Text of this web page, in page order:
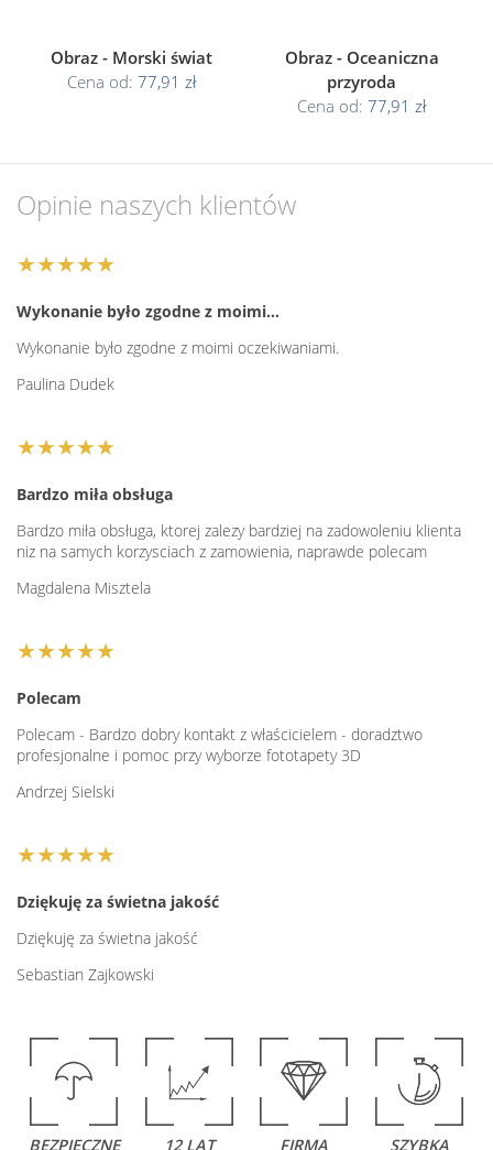
Obraz - Morski świat
Cena od: 77,91 zł
Obraz - Oceaniczna
przyroda
Cena od: 77,91 zł
Opinie naszych klientów
★★★★★
Wykonanie było zgodne z moimi…
Wykonanie było zgodne z moimi oczekiwaniami.
Paulina Dudek
★★★★★
Bardzo miła obsługa
Bardzo miła obsługa, ktorej zalezy bardziej na zadowoleniu klienta
niz na samych korzysciach z zamowienia, naprawde polecam
Magdalena Misztela
★★★★★
Polecam
Polecam - Bardzo dobry kontakt z właścicielem - doradztwo
profesjonalne i pomoc przy wyborze fototapety 3D
Andrzej Sielski
★★★★★
Dziękuję za świetna jakość
Dziękuję za świetna jakość
Sebastian Zajkowski
BEZPIECZNE
12 LAT
FIRMA
SZYBKA